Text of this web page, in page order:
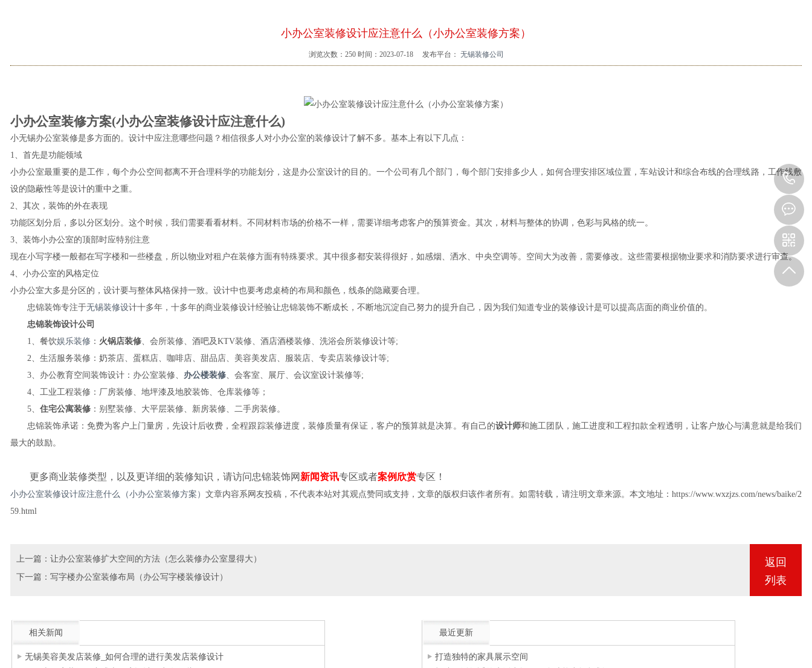
小办公室装修设计应注意什么（小办公室装修方案）
浏览次数： 250 时间：2023-07-18 发布平台： 无锡装修公司
小办公室装修方案(小办公室装修设计应注意什么)
小无锡办公室装修是多方面的。设计中应注意哪些问题？相信很多人对小办公室的装修设计了解不多。基本上有以下几点：
1、首先是功能领域
小办公室最重要的是工作，每个办公空间都离不开合理科学的功能划分，这是办公室设计的目的。一个公司有几个部门，每个部门安排多少人，如何合理安排区域位置，车站设计和综合布线的合理线路，工作线敷
设的隐蔽性等是设计的重中之重。
2、其次，装饰的外在表现
功能区划分后，多以分区划分。这个时候，我们需要看看材料。不同材料市场的价格不一样，需要详细考虑客户的预算资金。其次，材料与整体的协调，色彩与风格的统一。
3、装饰小办公室的顶部时应特别注意
现在小写字楼一般都在写字楼和一些楼盘，所以物业对租户在装修方面有特殊要求。其中很多都安装得很好，如感烟、洒水、中央空调等。空间大为改善，需要修改。这些需要根据物业要求和消防要求进行审查。
4、小办公室的风格定位
小办公室大多是分区的，设计要与整体风格保持一致。设计中也要考虑桌椅的布局和颜色，线条的隐藏要合理。
忠锦装饰专注于无锡装修设计十多年，十多年的商业装修设计经验让忠锦装饰不断成长，不断地沉淀自己努力的提升自己，因为我们知道专业的装修设计是可以提高店面的商业价值的。
忠锦装饰设计公司
1、餐饮娱乐装修 ： 火锅店装修、会所装修、酒吧及KTV装修、酒店酒楼装修、洗浴会所装修设计等;
2、生活服务装修：奶茶店、蛋糕店、咖啡店、甜品店、美容美发店、服装店、专卖店装修设计等;
3、办公教育空间装饰设计：办公室装修、 办公楼装修、会客室、展厅、会议室设计装修等;
4、工业工程装修：厂房装修、地坪漆及地胶装饰、仓库装修等；
5、 住宅公寓装修 ：别墅装修、大平层装修、新房装修、二手房装修。
忠锦装饰承诺：免费为客户上门量房，先设计后收费，全程跟踪装修进度，装修质量有保证，客户的预算就是决算。有自己的设计师和施工团队，施工进度和工程扣款全程透明，让客户放心与满意就是给我们
最大的鼓励。
更多商业装修类型，以及更详细的装修知识，请访问忠锦装饰网 新闻资讯专区或者案例欣赏专区！
小办公室装修设计应注意什么（小办公室装修方案） 文章内容系网友投稿，不代表本站对其观点赞同或支持，文章的版权归该作者所有。如需转载，请注明文章来源。本文地址：https://www.wxzjzs.com/news/baike/2
59.html
上一篇： 让办公室装修扩大空间的方法（怎么装修办公室显得大）
下一篇： 写字楼办公室装修布局（办公写字楼装修设计）
返回
列表
相关新闻
无锡美容美发店装修_如何合理的进行美发店装修设计
最近更新
打造独特的家具展示空间
0
5
1
0